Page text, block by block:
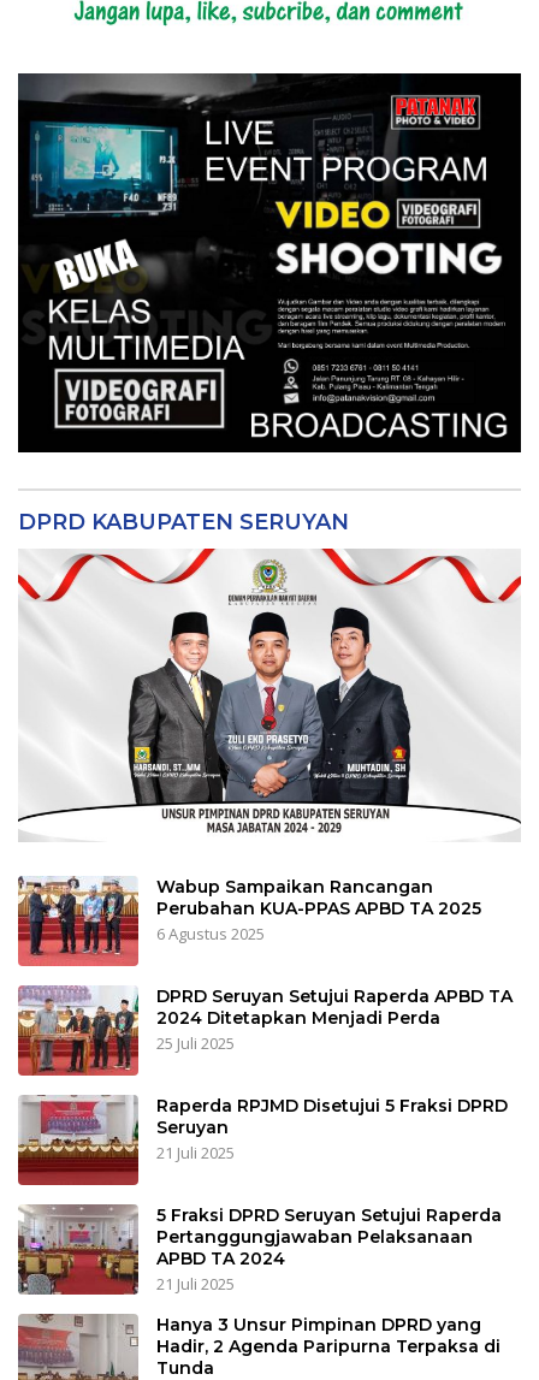
DPRD KABUPATEN SERUYAN
Wabup Sampaikan Rancangan
Perubahan KUA-PPAS APBD TA 2025
6 Agustus 2025
DPRD Seruyan Setujui Raperda APBD TA
2024 Ditetapkan Menjadi Perda
25 Juli 2025
Raperda RPJMD Disetujui 5 Fraksi DPRD
Seruyan
21 Juli 2025
5 Fraksi DPRD Seruyan Setujui Raperda
Pertanggungjawaban Pelaksanaan
APBD TA 2024
21 Juli 2025
Hanya 3 Unsur Pimpinan DPRD yang
Hadir, 2 Agenda Paripurna Terpaksa di
Tunda